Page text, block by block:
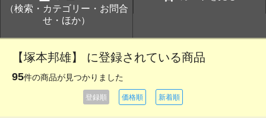
（検索・カテゴリー・お問合
せ・ほか）
【塚本邦雄】 に登録されている商品
95件の商品が見つかりました
登録順 価格順 新着順